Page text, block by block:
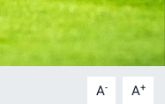
A- A+